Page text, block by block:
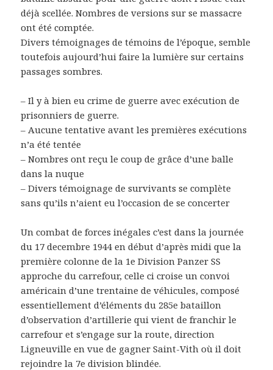
déjà scellée. Nombres de versions sur se massacre
ont été comptée.
Divers témoignages de témoins de l’époque, semble
toutefois aujourd’hui faire la lumière sur certains
passages sombres.
– Il y à bien eu crime de guerre avec exécution de
prisonniers de guerre.
– Aucune tentative avant les premières exécutions
n’a été tentée
– Nombres ont reçu le coup de grâce d’une balle
dans la nuque
– Divers témoignage de survivants se complète
sans qu’ils n’aient eu l’occasion de se concerter
Un combat de forces inégales c’est dans la journée
du 17 decembre 1944 en début d’après midi que la
première colonne de la 1e Division Panzer SS
approche du carrefour, celle ci croise un convoi
américain d’une trentaine de véhicules, composé
essentiellement d’éléments du 285e bataillon
d’observation d’artillerie qui vient de franchir le
carrefour et s’engage sur la route, direction
Ligneuville en vue de gagner Saint-Vith où il doit
rejoindre la 7e division blindée.